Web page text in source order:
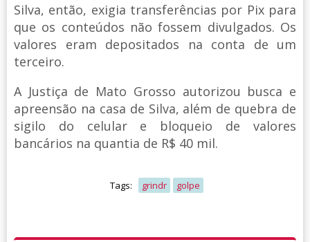
Silva, então, exigia transferências por Pix para
que os conteúdos não fossem divulgados. Os
valores eram depositados na conta de um
terceiro.
A Justiça de Mato Grosso autorizou busca e
apreensão na casa de Silva, além de quebra de
sigilo do celular e bloqueio de valores
bancários na quantia de R$ 40 mil.
Tags: grindr golpe